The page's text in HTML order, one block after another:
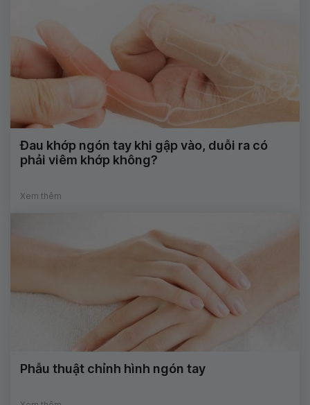
Đau khớp ngón tay khi gập vào, duỗi ra có
phải viêm khớp không?
Xem thêm
Phẫu thuật chỉnh hình ngón tay